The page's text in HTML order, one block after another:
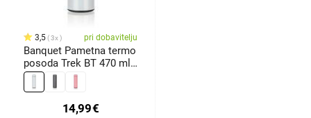
3,5 3x pri dobavitelju
Banquet Pametna termo
posoda Trek BT 470 ml,
bela
14,99€